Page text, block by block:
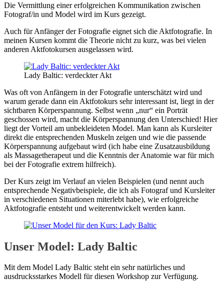
Die Vermittlung einer erfolgreichen Kommunikation zwischen
Fotograf/in und Model wird im Kurs gezeigt.
Auch für Anfänger der Fotografie eignet sich die Aktfotografie. In
meinen Kursen kommt die Theorie nicht zu kurz, was bei vielen
anderen Aktfotokursen ausgelassen wird.
Lady Baltic: verdeckter Akt
Was oft von Anfängern in der Fotografie unterschätzt wird und
warum gerade dann ein Aktfotokurs sehr interessant ist, liegt in der
sichtbaren Körperspannung. Selbst wenn „nur“ ein Porträt
geschossen wird, macht die Körperspannung den Unterschied! Hier
liegt der Vorteil am unbekleideten Model. Man kann als Kursleiter
direkt die entsprechenden Muskeln zeigen und wie die passende
Körperspannung aufgebaut wird (ich habe eine Zusatzausbildung
als Massagetherapeut und die Kenntnis der Anatomie war für mich
bei der Fotografie extrem hilfreich).
Der Kurs zeigt im Verlauf an vielen Beispielen (und nennt auch
entsprechende Negativbeispiele, die ich als Fotograf und Kursleiter
in verschiedenen Situationen miterlebt habe), wie erfolgreiche
Aktfotografie entsteht und weiterentwickelt werden kann.
Unser Model: Lady Baltic
Mit dem Model Lady Baltic steht ein sehr natürliches und
ausdrucksstarkes Modell für diesen Workshop zur Verfügung.